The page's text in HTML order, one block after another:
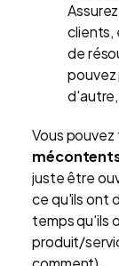
clients,
de
Vous pouvez
juste être
ce qu'ils ont
temps qu'ils
produit/